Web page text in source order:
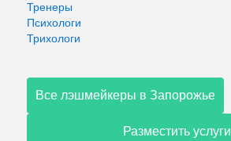
Тренеры
Психологи
Трихологи
Все лэшмейкеры в Запорожье
Разместить услуги